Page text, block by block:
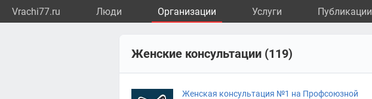
Vrachi77.ru Люди Организации Услуги Публикации
Женские консультации (119)
Женская консультация №1 на Профсоюзной